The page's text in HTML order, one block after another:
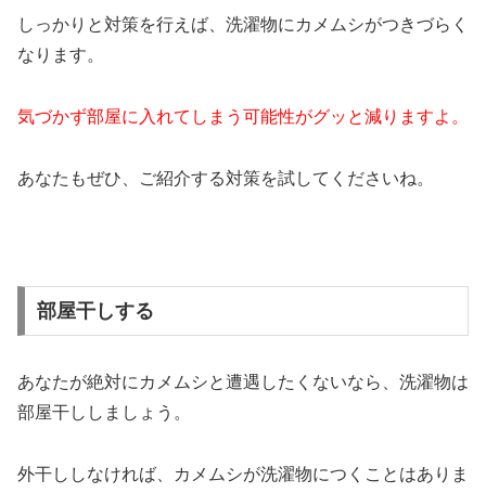
しっかりと対策を行えば、洗濯物にカメムシがつきづらく
なります。
気づかず部屋に入れてしまう可能性がグッと減りますよ。
あなたもぜひ、ご紹介する対策を試してくださいね。
部屋干しする
あなたが絶対にカメムシと遭遇したくないなら、洗濯物は
部屋干ししましょう。
外干ししなければ、カメムシが洗濯物につくことはありま